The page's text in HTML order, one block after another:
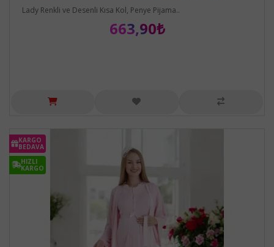
Lady Renkli ve Desenli Kısa Kol, Penye Pijama..
663,90₺
KARGO
BEDAVA
HIZLI
KARGO